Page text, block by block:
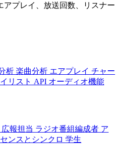
プレイ、放送回数、リスナー
析 楽曲分析 エアプレイ チャー
リスト API オーディオ機能
広報担当 ラジオ番組編成者 ア
ンスとシンクロ 学生